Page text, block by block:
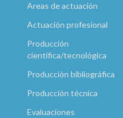
Areas de actuación
Actuación profesional
Producción
científica/tecnológica
Producción bibliográfica
Producción técnica
Evaluaciones